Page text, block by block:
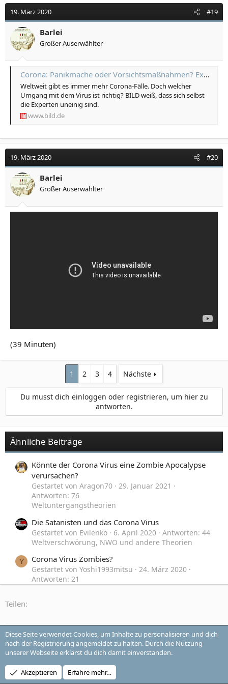
19. März 2020 #19
Barlei
Großer Auserwählter
Corona: Panikmache oder Vorsichtsmaßnahmen? Experten sind sich uneinig
Weltweit gibt es immer mehr Corona-Fälle. Doch welcher
Umgang mit dem Virus ist richtig? BILD weiß, dass sich selbst
die Experten uneinig sind.
www.bild.de
19. März 2020 #20
Barlei
Großer Auserwählter
(39 Minuten)
1 2 3 4 Nächste
Du musst dich einloggen oder registrieren, um hier zu
antworten.
Ähnliche Beiträge
Könnte der Corona Virus eine Zombie Apocalypse
verursachen?
Gestartet von Aragon70
29. Januar 2021
Antworten: 76
Weltuntergangstheorien
Die Satanisten und das Corona Virus
Gestartet von Evilenko 6. April 2020
Antworten: 44
Weltverschwörung, NWO und andere Theorien
Y Corona Virus Zombies?
Gestartet von Yoshi1993mitsu
24. März 2020
Antworten: 21
Antworten: 32
Off-Topic
Teilen:
Kriege, Krisen und Terrorakte
Style-Auswahl
Change style
Diese Seite verwendet Cookies, um Inhalte zu personalisieren und dich
nach der Registrierung angemeldet zu halten. Durch die Nutzung
unserer Webseite erklärst du dich damit einverstanden.
Akzeptieren Erfahre mehr…